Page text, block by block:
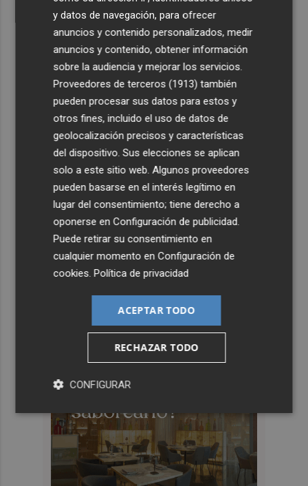
y datos de navegación, para ofrecer
anuncios y contenido personalizados, medir
anuncios y contenido, obtener información
sobre la audiencia y mejorar los servicios.
Proveedores de terceros (1913) también
pueden procesar sus datos para estos y
otros fines, incluido el uso de datos de
geolocalización precisos y características
del dispositivo. Sus elecciones se aplican
solo a este sitio web. Algunos proveedores
pueden basarse en el interés legítimo en
lugar del consentimiento; tiene derecho a
oponerse enConfiguración de publicidad.
Puede retirar su consentimiento en
cualquier momento enConfiguración de
cookies.Política de privacidad
ACEPTAR TODO
RECHAZAR TODO
CONFIGURAR